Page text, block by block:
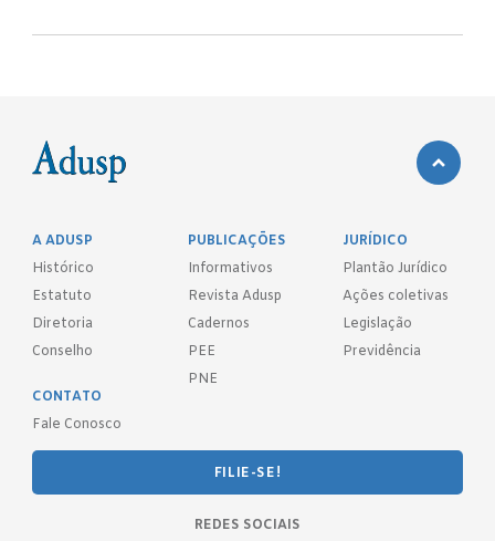
A ADUSP
Histórico
Estatuto
Diretoria
Conselho
PUBLICAÇÕES
Informativos
Revista Adusp
Cadernos
PEE
PNE
JURÍDICO
Plantão Jurídico
Ações coletivas
Legislação
Previdência
CONTATO
Fale Conosco
FILIE-SE!
REDES SOCIAIS